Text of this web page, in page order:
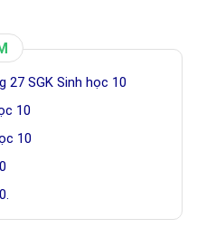
27 SGK Sinh học 10
10
10